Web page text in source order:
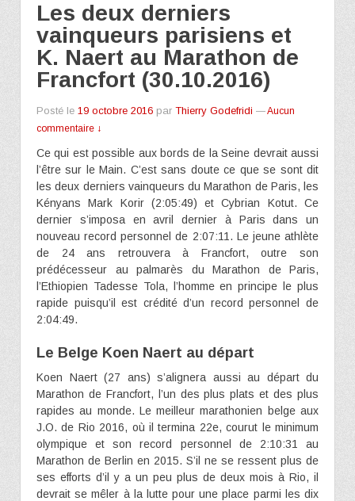
Les deux derniers
vainqueurs parisiens et
K. Naert au Marathon de
Francfort (30.10.2016)
Posté le 19 octobre 2016 par Thierry Godefridi —Aucun
commentaire ↓
Ce qui est possible aux bords de la Seine devrait aussi
l’être sur le Main. C’est sans doute ce que se sont dit
les deux derniers vainqueurs du Marathon de Paris, les
Kényans Mark Korir (2:05:49) et Cybrian Kotut. Ce
dernier s’imposa en avril dernier à Paris dans un
nouveau record personnel de 2:07:11. Le jeune athlète
de 24 ans retrouvera à Francfort, outre son
prédécesseur au palmarès du Marathon de Paris,
l’Ethiopien Tadesse Tola, l’homme en principe le plus
rapide puisqu’il est crédité d’un record personnel de
2:04:49.
Le Belge Koen Naert au départ
Koen Naert (27 ans) s’alignera aussi au départ du
Marathon de Francfort, l’un des plus plats et des plus
rapides au monde. Le meilleur marathonien belge aux
J.O. de Rio 2016, où il termina 22e, courut le minimum
olympique et son record personnel de 2:10:31 au
Marathon de Berlin en 2015. S’il ne se ressent plus de
ses efforts d’il y a un peu plus de deux mois à Rio, il
devrait se mêler à la lutte pour une place parmi les dix